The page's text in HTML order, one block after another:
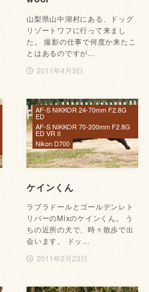
山梨県山中湖村にある、ドッグ
リゾートワフに行って来まし
た。 撮影の仕事で何度か来たこ
とはあるのですが…
2011年4月3日
ケインくん
ラブラドールとゴールデンレト
リバーのMixのケインくん。 う
ちの近所の犬で、時々散歩で出
会います。 ドッ…
2011年2月23日
AF-S NIKKOR 24-70mm F2.8G
ED
AF-S NIKKOR 70-200mm F2.8G
ED VR II
Nikon D700